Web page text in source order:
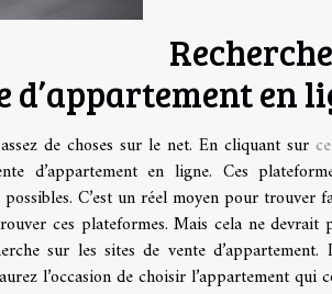
d’appartement en
de choses sur le net. En cliquant sur
d’appartement en ligne. Ces
C’est un réel moyen pour trouver
ces plateformes. Mais cela ne devrait
sur les sites de vente
l’occasion de choisir l’appartement qui